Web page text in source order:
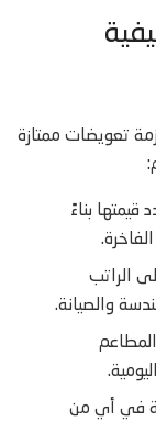
تعويضات ممتازة
بناءً
الراتب
والصيانة.
في أي من